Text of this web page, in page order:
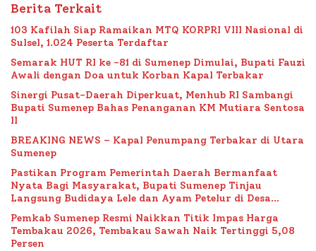
Berita Terkait
103 Kafilah Siap Ramaikan MTQ KORPRI VIII Nasional di
Sulsel, 1.024 Peserta Terdaftar
Semarak HUT RI ke -81 di Sumenep Dimulai, Bupati Fauzi
Awali dengan Doa untuk Korban Kapal Terbakar
Sinergi Pusat-Daerah Diperkuat, Menhub RI Sambangi
Bupati Sumenep Bahas Penanganan KM Mutiara Sentosa
II
BREAKING NEWS – Kapal Penumpang Terbakar di Utara
Sumenep
Pastikan Program Pemerintah Daerah Bermanfaat
Nyata Bagi Masyarakat, Bupati Sumenep Tinjau
Langsung Budidaya Lele dan Ayam Petelur di Desa
Pemkab Sumenep Resmi Naikkan Titik Impas Harga
Tembakau 2026, Tembakau Sawah Naik Tertinggi 5,08
Persen